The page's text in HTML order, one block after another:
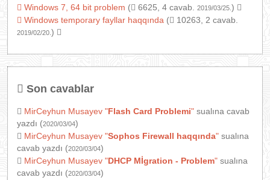
Windows 7, 64 bit problem ( 6625, 4 cavab. 2019/03/25. )
Windows temporary fayllar haqqında ( 10263, 2 cavab.
2019/02/20. )
Son cavablar
MirCeyhun Musayev "Flash Card Problemi" sualına cavab
yazdı (2020/03/04)
MirCeyhun Musayev "Sophos Firewall haqqında" sualına
cavab yazdı (2020/03/04)
MirCeyhun Musayev "DHCP Mİgration - Problem" sualına
cavab yazdı (2020/03/04)